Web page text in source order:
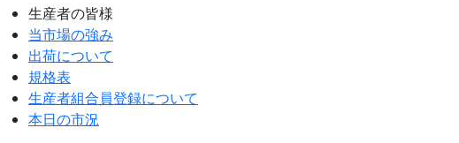
生産者の皆様
当市場の強み
出荷について
規格表
生産者組合員登録について
本日の市況